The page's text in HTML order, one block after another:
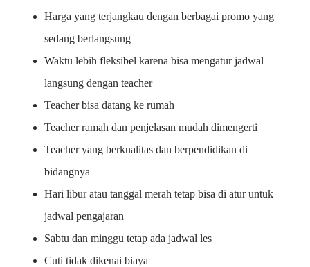
Harga yang terjangkau dengan berbagai promo yang
sedang berlangsung
Waktu lebih fleksibel karena bisa mengatur jadwal
langsung dengan teacher
Teacher bisa datang ke rumah
Teacher ramah dan penjelasan mudah dimengerti
Teacher yang berkualitas dan berpendidikan di
bidangnya
Hari libur atau tanggal merah tetap bisa di atur untuk
jadwal pengajaran
Sabtu dan minggu tetap ada jadwal les
Cuti tidak dikenai biaya